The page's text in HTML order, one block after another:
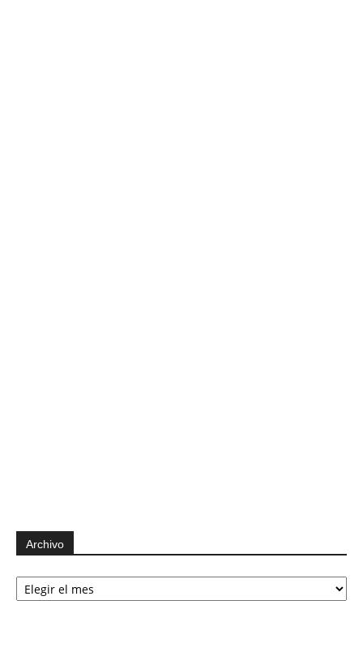
Archivo
Archivo